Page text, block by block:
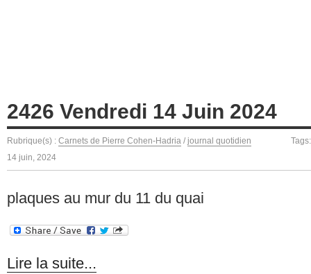
2426 Vendredi 14 Juin 2024
Rubrique(s) : Carnets de Pierre Cohen-Hadria / journal quotidien
14 juin, 2024
plaques au mur du 11 du quai
Lire la suite...